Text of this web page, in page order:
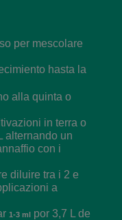
per mescolare
hasta la
alla quinta o
in terra o
alternando un
con i
diluire tra i 2 e
a
1-3 ml por 3,7 L de